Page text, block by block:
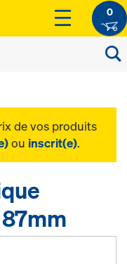
0
de vos produits
ou inscrit(e).